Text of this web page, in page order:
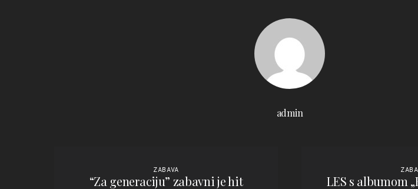
admin
ZABAVA
“Za generaciju” zabavni je hit
LES s albumom